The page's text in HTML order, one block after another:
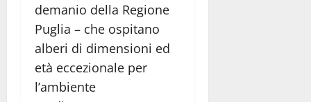
demanio della Regione
Puglia – che ospitano
alberi di dimensioni ed
età eccezionale per
l’ambiente